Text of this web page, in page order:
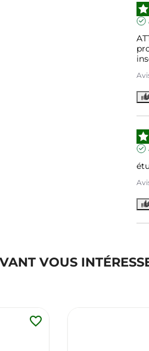
VOUS
favorite_border